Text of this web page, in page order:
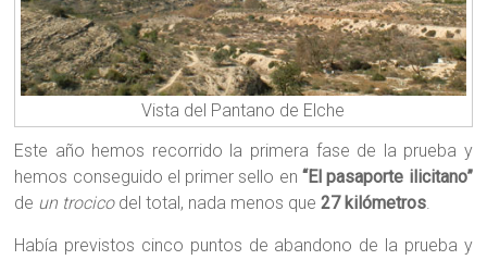
Vista del Pantano de Elche
Este año hemos recorrido la primera fase de la prueba y
hemos conseguido el primer sello en“El pasaporte ilicitano”
de un trocicodel total, nada menos que27 kilómetros.
Había previstos cinco puntos de abandono de la prueba y